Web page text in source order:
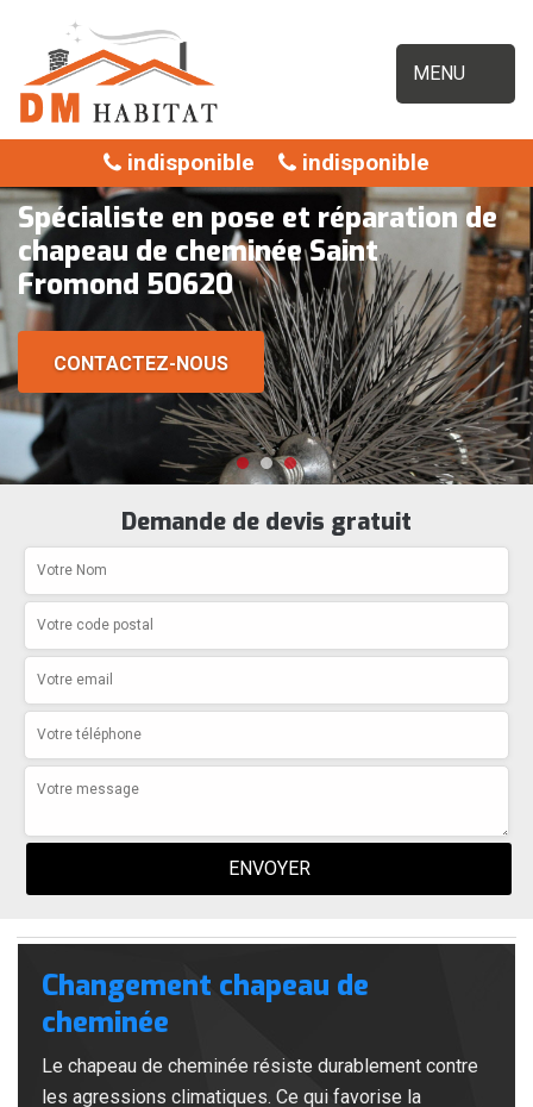
MENU
indisponible indisponible
Spécialiste en pose et réparation de
chapeau de cheminée Saint
Fromond 50620
CONTACTEZ-NOUS
Demande de devis gratuit
Changement chapeau de
cheminée
Le chapeau de cheminée résiste durablement contre
les agressions climatiques. Ce qui favorise la